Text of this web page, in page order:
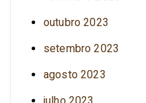
outubro 2023
setembro 2023
agosto 2023
julho 2023